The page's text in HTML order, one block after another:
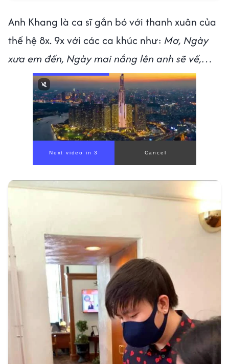
Anh Khang là ca sĩ gắn bó với thanh xuân của
thế hệ 8x. 9x với các ca khúc như: Mơ, Ngày
xưa em đến, Ngày mai nắng lên anh sẽ về,…
Next video in 1 Cancel